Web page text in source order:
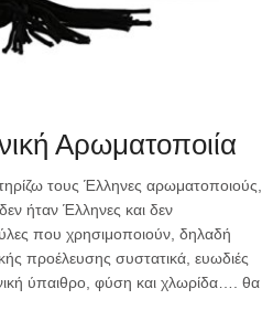
Αρωματοποιία
τους Έλληνες αρωματοποιούς,
ήταν Έλληνες και δεν
που χρησιμοποιούν, δηλαδή
προέλευσης συστατικά, ευωδιές
ύπαιθρο, φύση και χλωρίδα…. θα